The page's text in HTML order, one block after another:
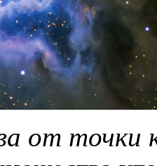
от точки